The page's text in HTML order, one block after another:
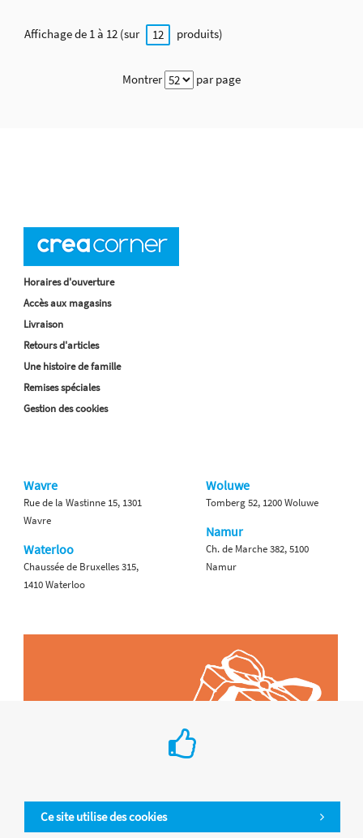
Affichage de 1 à 12 (sur 12 produits)
Montrer par page
Ce site utilise des cookies
Horaires d'ouverture
Accès aux magasins
Livraison
Retours d'articles
Une histoire de famille
Remises spéciales
Gestion des cookies
Wavre
Rue de la Wastinne 15, 1301
Wavre
Waterloo
Chaussée de Bruxelles 315,
1410 Waterloo
Woluwe
Tomberg 52, 1200 Woluwe
Namur
Ch. de Marche 382, 5100
Namur